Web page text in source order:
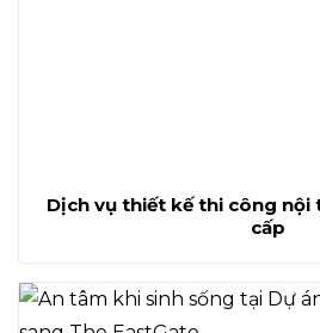
Dịch vụ thiết kế thi công nội
cấp